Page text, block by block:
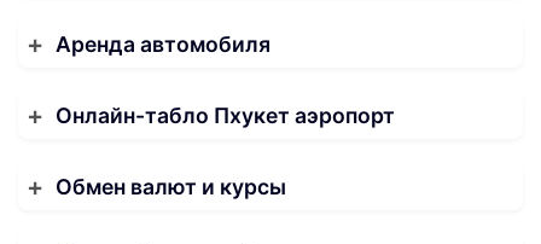
Аренда автомобиля
Онлайн-табло Пхукет аэропорт
Обмен валют и курсы